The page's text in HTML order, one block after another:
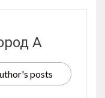
А
posts